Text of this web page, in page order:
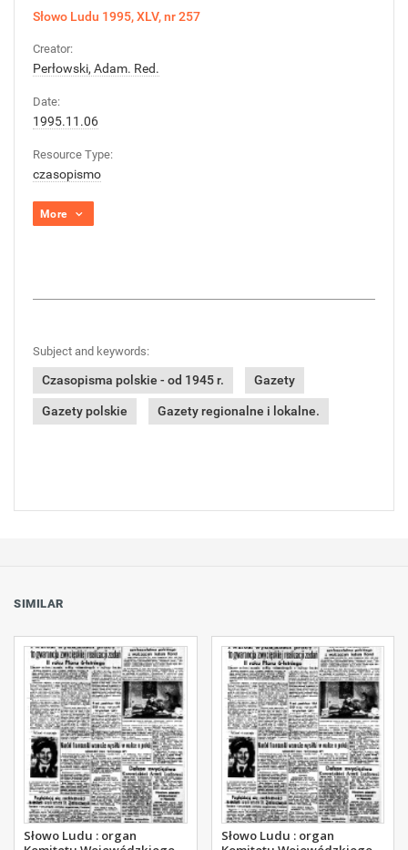
Słowo Ludu 1995, XLV, nr 257
Creator:
Perłowski, Adam. Red.
Date:
1995.11.06
Resource Type:
czasopismo
More
Subject and keywords:
Czasopisma polskie - od 1945 r. Gazety
Gazety polskie Gazety regionalne i lokalne.
SIMILAR
Słowo Ludu : organ
Słowo Ludu : organ